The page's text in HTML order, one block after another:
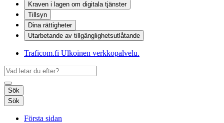
Kraven i lagen om digitala tjänster
Tillsyn
Dina rättigheter
Utarbetande av tillgänglighets­utlåtande
Traficom.fi Ulkoinen verkkopalvelu.
Sök
Sök
Första sidan